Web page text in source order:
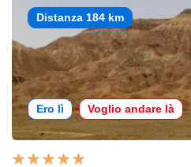
Distanza 184 km
Ero lì Voglio andare là